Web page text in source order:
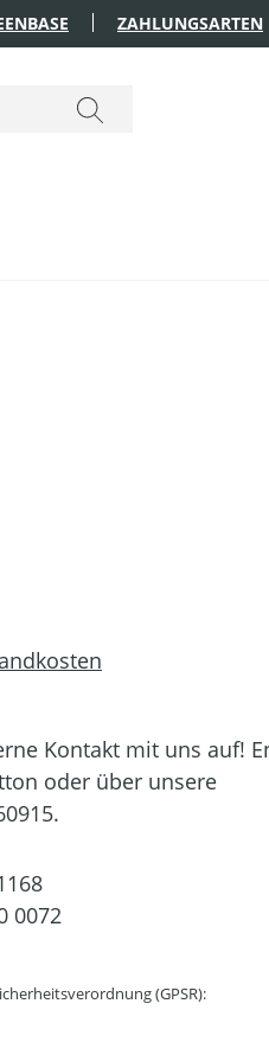
ZAHLUNGSARTEN
Kontakt mit uns auf!
oder über unsere
0072
(GPSR):